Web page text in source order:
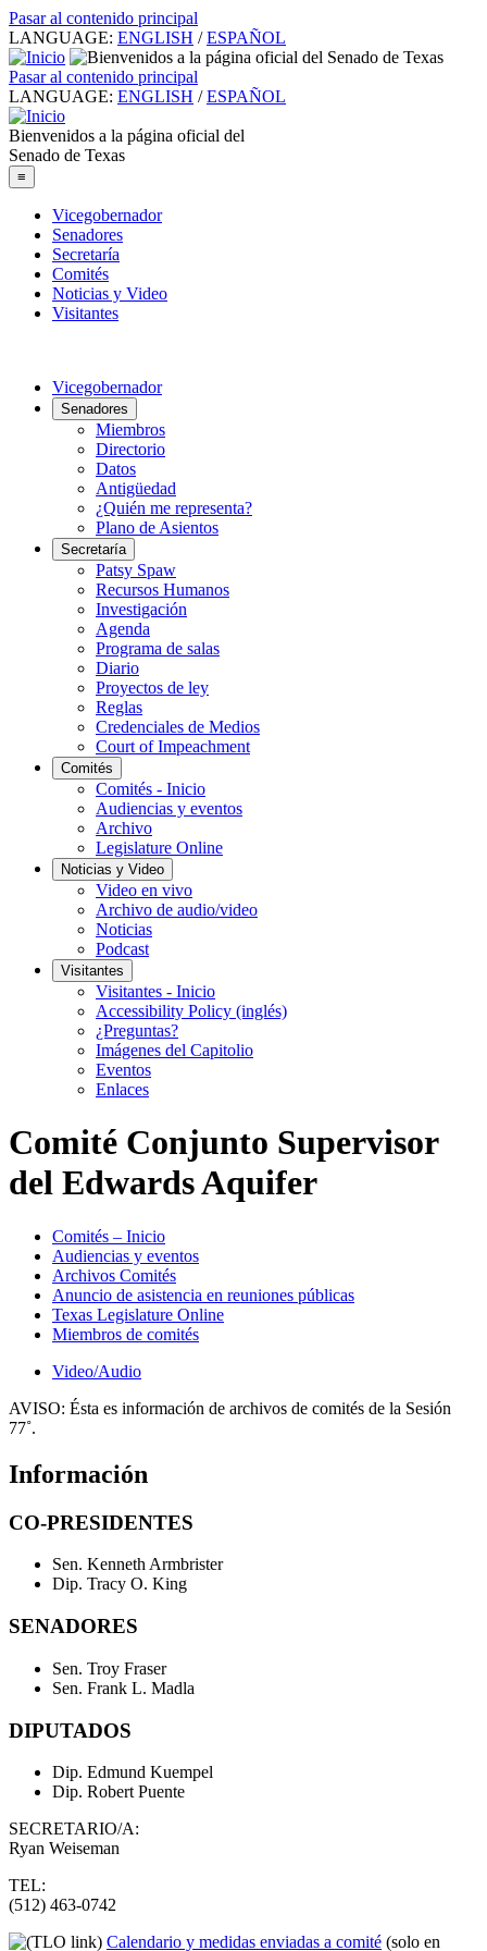
Pasar al contenido principal
LANGUAGE: ENGLISH / ESPAÑOL
Pasar al contenido principal
LANGUAGE: ENGLISH / ESPAÑOL
Bienvenidos a la página oficial del
Senado de Texas
≡
Vicegobernador
Senadores
Secretaría
Comités
Noticias y Video
Visitantes
Vicegobernador
Senadores
Miembros
Directorio
Datos
Antigüedad
¿Quién me representa?
Plano de Asientos
Secretaría
Patsy Spaw
Recursos Humanos
Investigación
Agenda
Programa de salas
Diario
Proyectos de ley
Reglas
Credenciales de Medios
Court of Impeachment
Comités
Comités - Inicio
Audiencias y eventos
Archivo
Legislature Online
Noticias y Video
Video en vivo
Archivo de audio/video
Noticias
Podcast
Visitantes
Visitantes - Inicio
Accessibility Policy (inglés)
¿Preguntas?
Imágenes del Capitolio
Eventos
Enlaces
Comité Conjunto Supervisor
del Edwards Aquifer
Comités – Inicio
Audiencias y eventos
Archivos Comités
Anuncio de asistencia en reuniones públicas
Texas Legislature Online
Miembros de comités
Video/Audio
AVISO: Ésta es información de archivos de comités de la Sesión
77˚.
Información
CO-PRESIDENTES
Sen. Kenneth Armbrister
Dip. Tracy O. King
SENADORES
Sen. Troy Fraser
Sen. Frank L. Madla
DIPUTADOS
Dip. Edmund Kuempel
Dip. Robert Puente
SECRETARIO/A:
Ryan Weiseman
TEL:
(512) 463-0742
Calendario y medidas enviadas a comité (solo en